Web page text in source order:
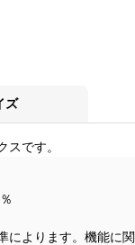
ズ
です。
によります。機能に